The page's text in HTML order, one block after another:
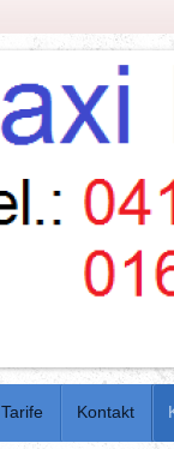
Tarife Kontakt